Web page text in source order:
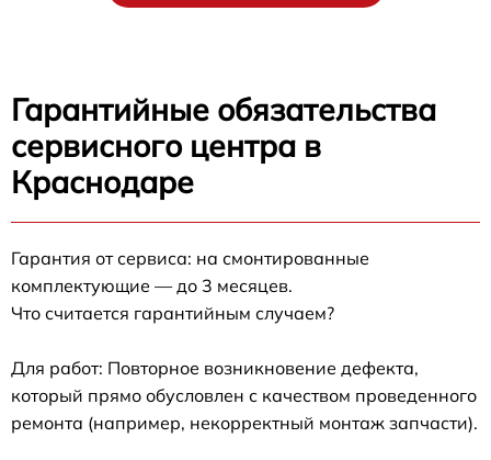
Гарантийные обязательства
сервисного центра в
Краснодаре
Гарантия от сервиса: на смонтированные
комплектующие — до 3 месяцев.
Что считается гарантийным случаем?
Для работ: Повторное возникновение дефекта,
который прямо обусловлен с качеством проведенного
ремонта (например, некорректный монтаж запчасти).